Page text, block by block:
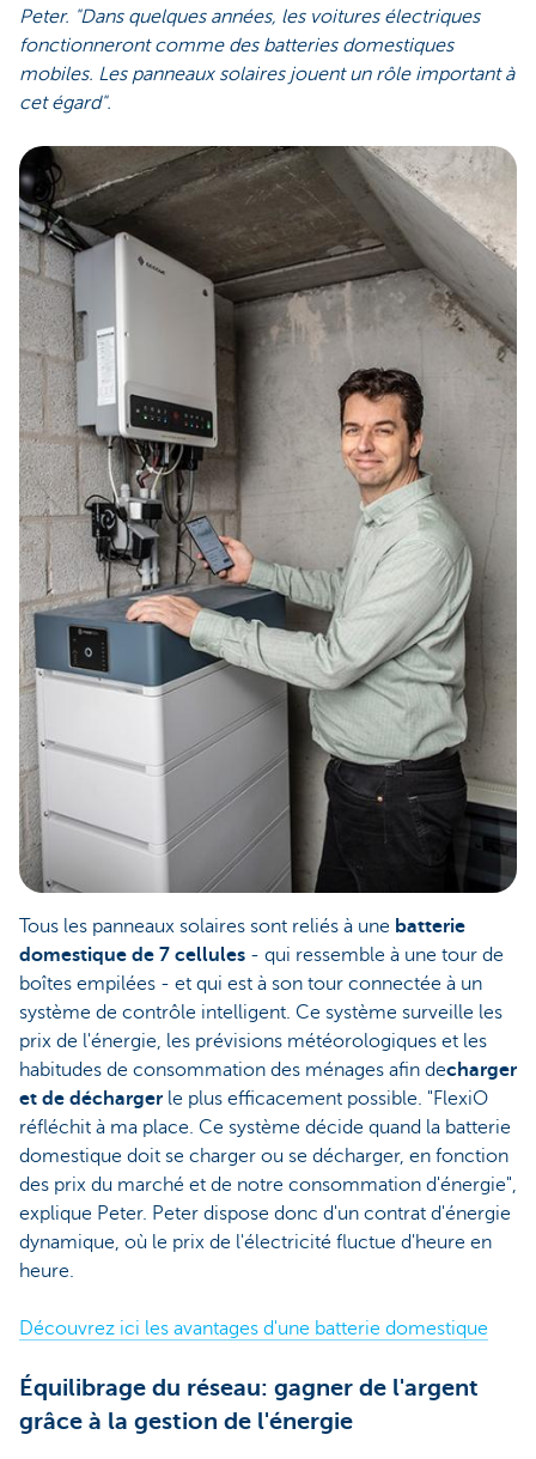
Peter. "Dans quelques années, les voitures électriques
fonctionneront comme des batteries domestiques
mobiles. Les panneaux solaires jouent un rôle important à
cet égard".
Tous les panneaux solaires sont reliés à une batterie
domestique de 7 cellules - qui ressemble à une tour de
boîtes empilées - et qui est à son tour connectée à un
système de contrôle intelligent. Ce système surveille les
prix de l'énergie, les prévisions météorologiques et les
habitudes de consommation des ménages afin decharger
et de décharger le plus efficacement possible. "FlexiO
réfléchit à ma place. Ce système décide quand la batterie
domestique doit se charger ou se décharger, en fonction
des prix du marché et de notre consommation d'énergie",
explique Peter. Peter dispose donc d'un contrat d'énergie
dynamique, où le prix de l'électricité fluctue d'heure en
heure.
Découvrez ici les avantages d'une batterie domestique
Équilibrage du réseau: gagner de l'argent
grâce à la gestion de l'énergie